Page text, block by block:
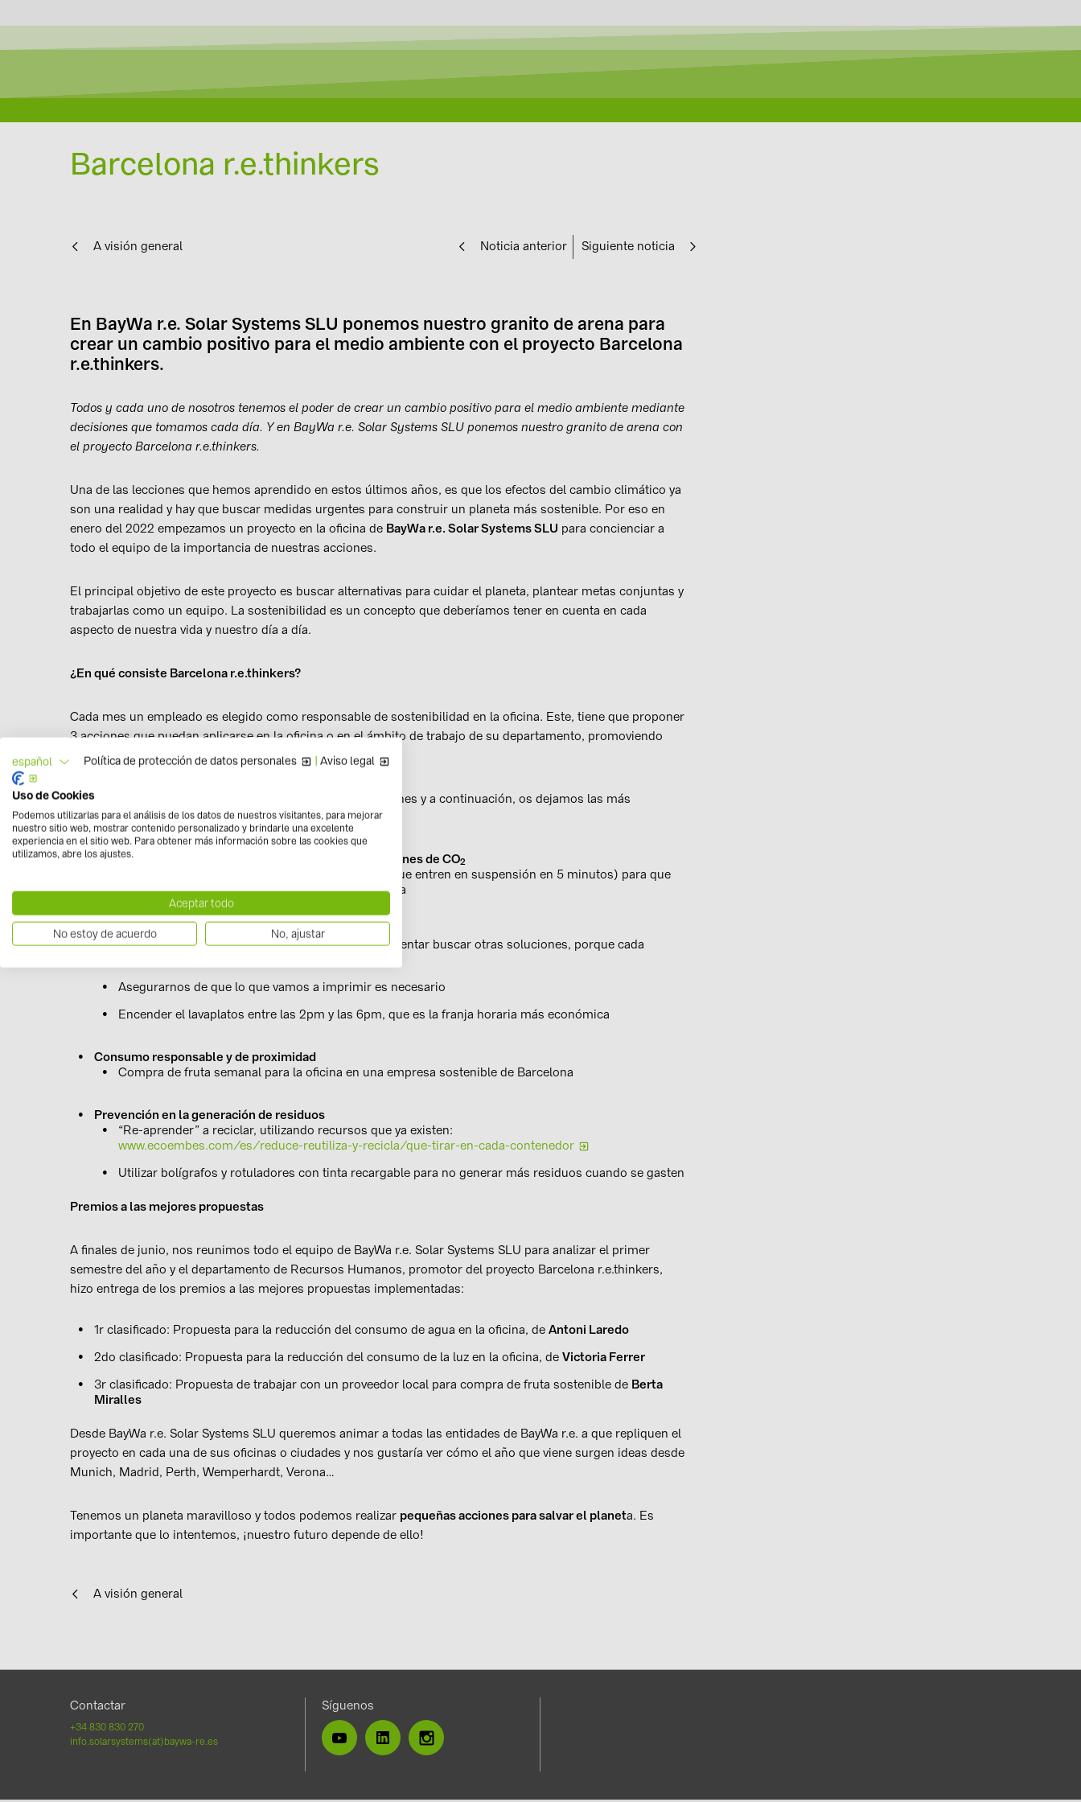
Barcelona r.e.thinkers
A visión general Noticia anterior Siguiente noticia
En BayWa r.e. Solar Systems SLU ponemos nuestro granito de arena para
crear un cambio positivo para el medio ambiente con el proyecto Barcelona
r.e.thinkers.
Todos y cada uno de nosotros tenemos el poder de crear un cambio positivo para el medio ambiente mediante
decisiones que tomamos cada día. Y en BayWa r.e. Solar Systems SLU ponemos nuestro granito de arena con
el proyecto Barcelona r.e.thinkers.
Una de las lecciones que hemos aprendido en estos últimos años, es que los efectos del cambio climático ya
son una realidad y hay que buscar medidas urgentes para construir un planeta más sostenible. Por eso en
enero del 2022 empezamos un proyecto en la oficina de BayWa r.e. Solar Systems SLU para concienciar a
todo el equipo de la importancia de nuestras acciones.
El principal objetivo de este proyecto es buscar alternativas para cuidar el planeta, plantear metas conjuntas y
trabajarlas como un equipo. La sostenibilidad es un concepto que deberíamos tener en cuenta en cada
aspecto de nuestra vida y nuestro día a día.
¿En qué consiste Barcelona r.e.thinkers?
Cada mes un empleado es elegido como responsable de sostenibilidad en la oficina. Este, tiene que proponer
3 acciones que puedan aplicarse en la oficina o en el ámbito de trabajo de su departamento, promoviendo
una actitud más ecológica de todo el equipo.
Desde que el proyecto empezó, se han propuesto 40 acciones y a continuación, os dejamos las más
relevantes:
Reducción del consumo de electricidad, agua y emisiones de CO2
Acortar los tiempos de stand-by de los equipos (que entren en suspensión en 5 minutos) para que
no estén encendidos durante la pausa de la comida
Utilizar las escaleras en lugar del ascensor
Reducir la frecuencia de búsqueda en Google e intentar buscar otras soluciones, porque cada
Asegurarnos de que lo que vamos a imprimir es necesario
Encender el lavaplatos entre las 2pm y las 6pm, que es la franja horaria más económica
Consumo responsable y de proximidad
Compra de fruta semanal para la oficina en una empresa sostenible de Barcelona
Prevención en la generación de residuos
“Re-aprender” a reciclar, utilizando recursos que ya existen:
www.ecoembes.com/es/reduce-reutiliza-y-recicla/que-tirar-en-cada-contenedor
Utilizar bolígrafos y rotuladores con tinta recargable para no generar más residuos cuando se gasten
Premios a las mejores propuestas
A finales de junio, nos reunimos todo el equipo de BayWa r.e. Solar Systems SLU para analizar el primer
semestre del año y el departamento de Recursos Humanos, promotor del proyecto Barcelona r.e.thinkers,
hizo entrega de los premios a las mejores propuestas implementadas:
1r clasificado: Propuesta para la reducción del consumo de agua en la oficina, de Antoni Laredo
2do clasificado: Propuesta para la reducción del consumo de la luz en la oficina, de Victoria Ferrer
3r clasificado: Propuesta de trabajar con un proveedor local para compra de fruta sostenible de Berta
Miralles
Desde BayWa r.e. Solar Systems SLU queremos animar a todas las entidades de BayWa r.e. a que repliquen el
proyecto en cada una de sus oficinas o ciudades y nos gustaría ver cómo el año que viene surgen ideas desde
Munich, Madrid, Perth, Wemperhardt, Verona…
Tenemos un planeta maravilloso y todos podemos realizar pequeñas acciones para salvar el planeta. Es
importante que lo intentemos, ¡nuestro futuro depende de ello!
A visión general
Contactar
+34 830 830 270
info.solarsystems(at)baywa-re.es
Síguenos
español Política de protección de datos personales | Aviso legal
Uso de Cookies
Podemos utilizarlas para el análisis de los datos de nuestros visitantes, para mejorar
nuestro sitio web, mostrar contenido personalizado y brindarle una excelente
experiencia en el sitio web. Para obtener más información sobre las cookies que
utilizamos, abre los ajustes.
Aceptar todo
No estoy de acuerdo No, ajustar